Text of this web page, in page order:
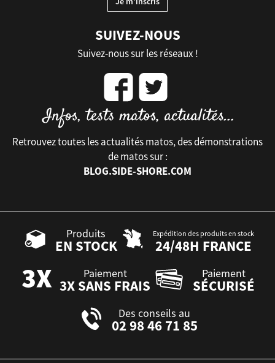
SUIVEZ-NOUS
Suivez-nous sur les réseaux !
Retrouvez toutes les actualités matos, des démonstrations
de matos sur :
BLOG.SIDE-SHORE.COM
Produits
EN STOCK
Expédition des produits en stock
24/48H FRANCE
Paiement
3X SANS FRAIS
Paiement
SÉCURISÉ
Des conseils au
02 98 46 71 85